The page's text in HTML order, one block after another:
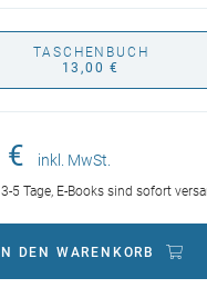
TASCHENBUCH
13,00 €
€ inkl. MwSt.
5 Tage, E-Books sind sofort
IN DEN WARENKORB